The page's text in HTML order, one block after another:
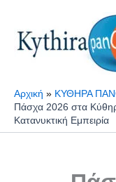
στο
περιεχόμενο
Αρχική
ΚΥΘΗΡΑ
Πάσχα 2026 στα
Κατανυκτική Εμπειρία